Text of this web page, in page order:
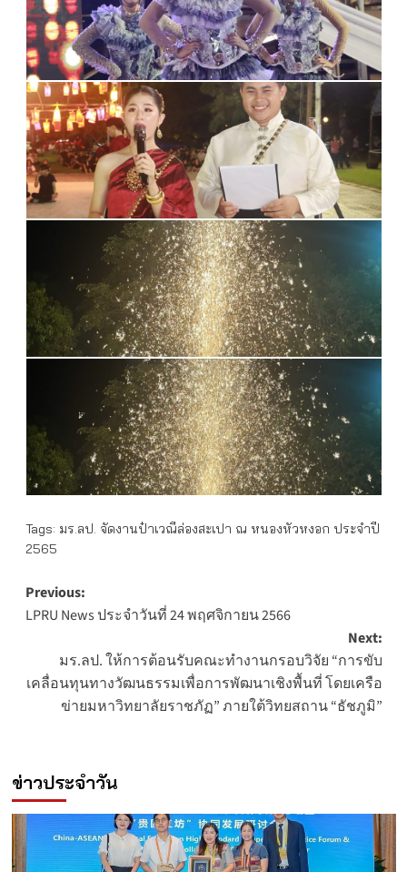
Tags: มร.ลป. จัดงานป๋าเวณีล่องสะเปา ณ หนองหัวหงอก ประจำปี
2565
Post
navigation
Previous:
LPRU News ประจำวันที่ 24 พฤศจิกายน 2566
Next:
มร.ลป. ให้การต้อนรับคณะทำงานกรอบวิจัย “การขับ
เคลื่อนทุนทางวัฒนธรรมเพื่อการพัฒนาเชิงพื้นที่ โดยเครือ
ข่ายมหาวิทยาลัยราชภัฏ” ภายใต้วิทยสถาน “ธัชภูมิ”
ข่าวประจำวัน